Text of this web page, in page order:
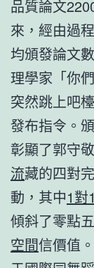
品質論文
來，經由過
均頒發論文
理學家「你
突然跳上吧
發布指令。
彰顯了郭守
流藏的四對
動，其中1對
傾斜了零點
空間信價值